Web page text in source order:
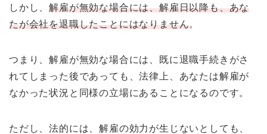
しかし、解雇が無効な場合には、解雇日以降も、あな
たが会社を退職したことにはなりません。
つまり、解雇が無効な場合には、既に退職手続きがさ
れてしまった後であっても、法律上、あなたは解雇が
なかった状況と同様の立場にあることになるのです。
ただし、法的には、解雇の効力が生じないとしても、